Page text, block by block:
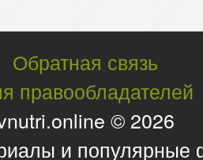
Обратная связь
правообладателей
© 2026
и